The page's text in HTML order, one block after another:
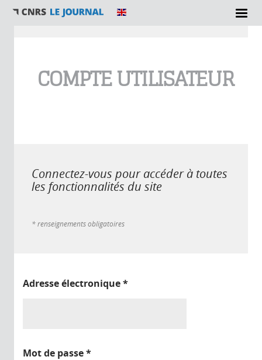
COMPTE UTILISATEUR
Connectez-vous pour accéder à toutes
les fonctionnalités du site
* renseignements obligatoires
Adresse électronique*
Mot de passe*